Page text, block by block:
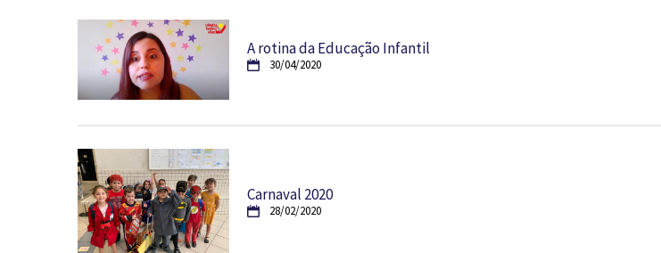
A rotina da Educação Infantil
30/04/2020
Carnaval 2020
28/02/2020